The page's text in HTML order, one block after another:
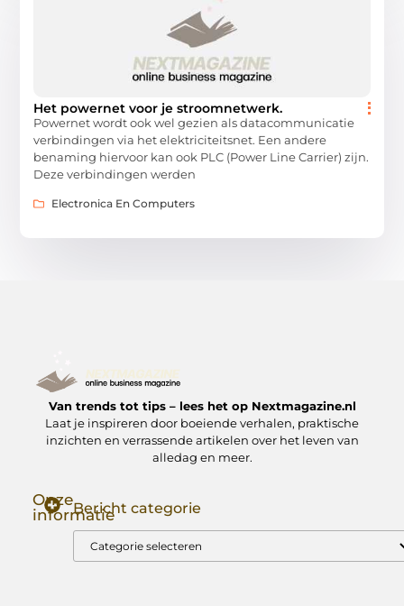
Het powernet voor je stroomnetwerk.
Powernet wordt ook wel gezien als datacommunicatie
verbindingen via het elektriciteitsnet. Een andere
benaming hiervoor kan ook PLC (Power Line Carrier) zijn.
Deze verbindingen werden
Electronica En Computers
Van trends tot tips – lees het op Nextmagazine.nl
Laat je inspireren door boeiende verhalen, praktische
inzichten en verrassende artikelen over het leven van
alledag en meer.
Onze
informatieBericht categorie